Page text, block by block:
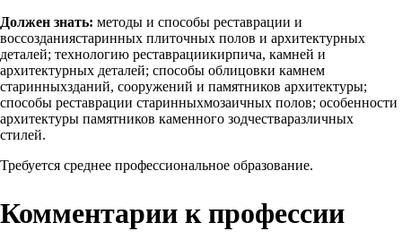
Должен знать: методы и способы реставрации и
воссозданиястаринных плиточных полов и архитектурных
деталей; технологию реставрациикирпича, камней и
архитектурных деталей; способы облицовки камнем
старинныхзданий, сооружений и памятников архитектуры;
способы реставрации старинныхмозаичных полов; особенности
архитектуры памятников каменного зодчестваразличных
стилей.
Требуется среднее профессиональное образование.
Комментарии к профессии